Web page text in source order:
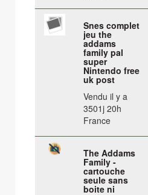
Snes complet
jeu the
addams
family pal
super
Nintendo free
uk post
Vendu il y a
3501j 20h
France
The Addams
Family -
cartouche
seule sans
boite ni